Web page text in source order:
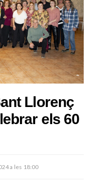
Llorenç
els 60
a les 18:00